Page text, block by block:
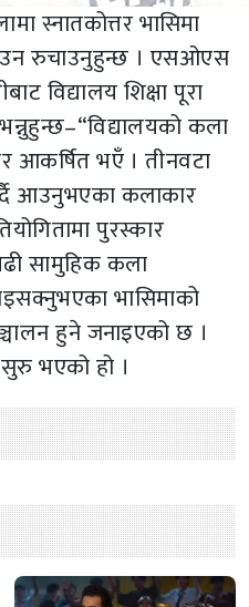
स्नातकोत्तर भासिमा
रुचाउनुहुन्छ । एसओएस
विद्यालय शिक्षा पूरा
कला
आकर्षित भएँ । तीनवटा
आउनुभएका कलाकार
पुरस्कार
सामुहिक कला
भासिमाको
हुने जनाइएको छ ।
भएको हो ।